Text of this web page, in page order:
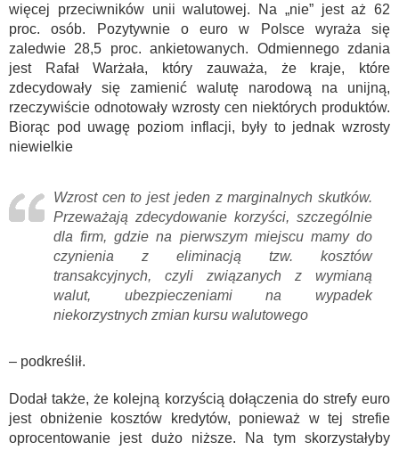
więcej przeciwników unii walutowej. Na „nie” jest aż 62
proc. osób. Pozytywnie o euro w Polsce wyraża się
zaledwie 28,5 proc. ankietowanych. Odmiennego zdania
jest Rafał Warżała, który zauważa, że kraje, które
zdecydowały się zamienić walutę narodową na unijną,
rzeczywiście odnotowały wzrosty cen niektórych produktów.
Biorąc pod uwagę poziom inflacji, były to jednak wzrosty
niewielkie
Wzrost cen to jest jeden z marginalnych skutków.
Przeważają zdecydowanie korzyści, szczególnie
dla firm, gdzie na pierwszym miejscu mamy do
czynienia z eliminacją tzw. kosztów
transakcyjnych, czyli związanych z wymianą
walut, ubezpieczeniami na wypadek
niekorzystnych zmian kursu walutowego
– podkreślił.
Dodał także, że kolejną korzyścią dołączenia do strefy euro
jest obniżenie kosztów kredytów, ponieważ w tej strefie
oprocentowanie jest dużo niższe. Na tym skorzystałyby